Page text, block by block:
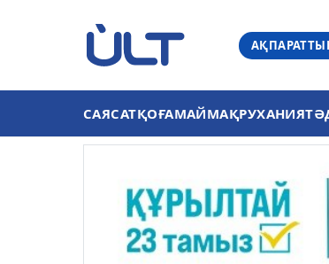
САЯСАТҚОҒАМАЙМАҚРУХАНИЯТ